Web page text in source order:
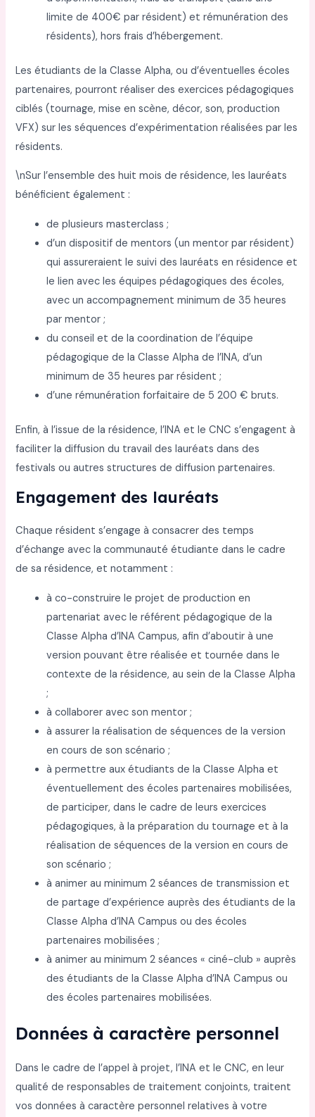
limite de 400€ par résident) et rémunération des
résidents), hors frais d’hébergement.
Les étudiants de la Classe Alpha, ou d’éventuelles écoles
partenaires, pourront réaliser des exercices pédagogiques
ciblés (tournage, mise en scène, décor, son, production
VFX) sur les séquences d’expérimentation réalisées par les
résidents.
\nSur l’ensemble des huit mois de résidence, les lauréats
bénéficient également :
de plusieurs masterclass ;
d’un dispositif de mentors (un mentor par résident)
qui assureraient le suivi des lauréats en résidence et
le lien avec les équipes pédagogiques des écoles,
avec un accompagnement minimum de 35 heures
par mentor ;
du conseil et de la coordination de l’équipe
pédagogique de la Classe Alpha de l’INA, d’un
minimum de 35 heures par résident ;
d’une rémunération forfaitaire de 5 200 € bruts.
Enfin, à l’issue de la résidence, l’INA et le CNC s’engagent à
faciliter la diffusion du travail des lauréats dans des
festivals ou autres structures de diffusion partenaires.
Engagement des lauréats
Chaque résident s’engage à consacrer des temps
d’échange avec la communauté étudiante dans le cadre
de sa résidence, et notamment :
à co-construire le projet de production en
partenariat avec le référent pédagogique de la
Classe Alpha d’INA Campus, afin d’aboutir à une
version pouvant être réalisée et tournée dans le
contexte de la résidence, au sein de la Classe Alpha
;
à collaborer avec son mentor ;
à assurer la réalisation de séquences de la version
en cours de son scénario ;
à permettre aux étudiants de la Classe Alpha et
éventuellement des écoles partenaires mobilisées,
de participer, dans le cadre de leurs exercices
pédagogiques, à la préparation du tournage et à la
réalisation de séquences de la version en cours de
son scénario ;
à animer au minimum 2 séances de transmission et
de partage d’expérience auprès des étudiants de la
Classe Alpha d’INA Campus ou des écoles
partenaires mobilisées ;
à animer au minimum 2 séances « ciné-club » auprès
des étudiants de la Classe Alpha d’INA Campus ou
des écoles partenaires mobilisées.
Données à caractère personnel
Dans le cadre de l’appel à projet, l’INA et le CNC, en leur
qualité de responsables de traitement conjoints, traitent
vos données à caractère personnel relatives à votre